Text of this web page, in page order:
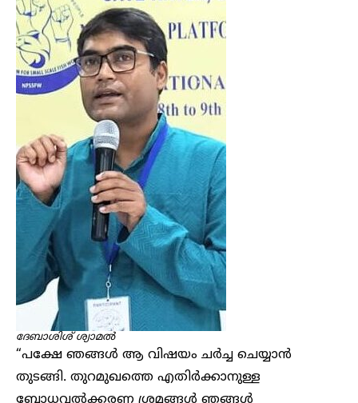
ദേബാശിശ് ശ്യാമൽ
“പക്ഷേ ഞങ്ങൾ ആ വിഷയം ചർച്ച ചെയ്യാൻ
തുടങ്ങി. തുറമുഖത്തെ എതിർക്കാനുള്ള
ബോധവൽക്കരണ ശ്രമങ്ങൾ ഞങ്ങൾ